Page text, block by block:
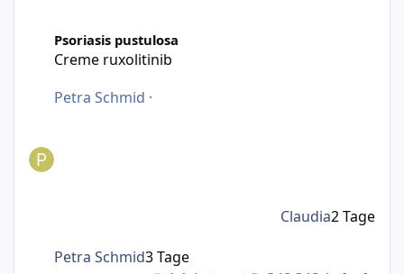
Psoriasis pustulosa
Creme ruxolitinib
Petra Schmid ·
Petra Schmid3 Tage
Claudia2 Tage